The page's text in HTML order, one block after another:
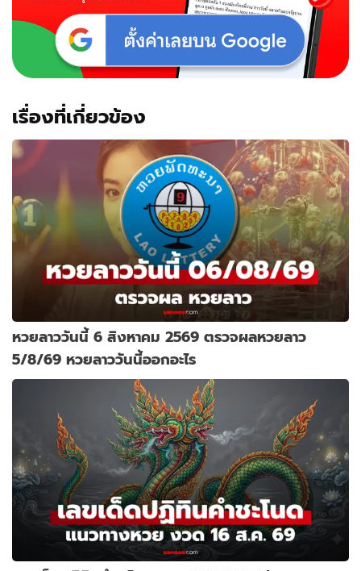
เรื่องที่เกี่ยวข้อง
หวยลาววันนี้ 6 สิงหาคม 2569 ตรวจผลหวยลาว
5/8/69 หวยลาววันนี้ออกอะไร